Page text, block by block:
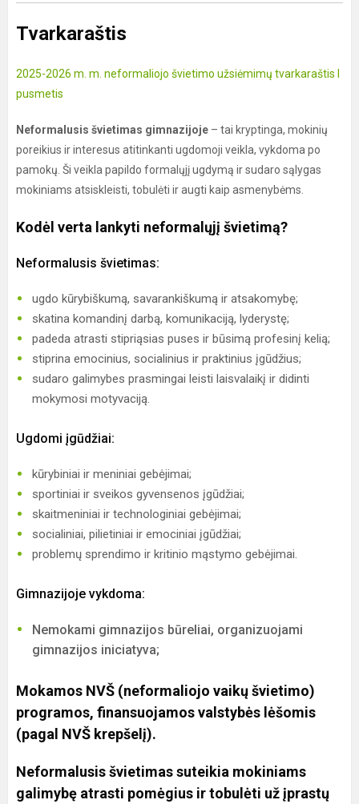
Tvarkaraštis
2025-2026 m. m. neformaliojo švietimo užsiėmimų tvarkaraštis I
pusmetis
Neformalusis švietimas gimnazijoje – tai kryptinga, mokinių
poreikius ir interesus atitinkanti ugdomoji veikla, vykdoma po
pamokų. Ši veikla papildo formalųjį ugdymą ir sudaro sąlygas
mokiniams atsiskleisti, tobulėti ir augti kaip asmenybėms.
Kodėl verta lankyti neformalųjį švietimą?
Neformalusis švietimas:
ugdo kūrybiškumą, savarankiškumą ir atsakomybę;
skatina komandinį darbą, komunikaciją, lyderystę;
padeda atrasti stipriąsias puses ir būsimą profesinį kelią;
stiprina emocinius, socialinius ir praktinius įgūdžius;
sudaro galimybes prasmingai leisti laisvalaikį ir didinti
mokymosi motyvaciją.
Ugdomi įgūdžiai:
kūrybiniai ir meniniai gebėjimai;
sportiniai ir sveikos gyvensenos įgūdžiai;
skaitmeniniai ir technologiniai gebėjimai;
socialiniai, pilietiniai ir emociniai įgūdžiai;
problemų sprendimo ir kritinio mąstymo gebėjimai.
Gimnazijoje vykdoma:
Nemokami gimnazijos būreliai, organizuojami
gimnazijos iniciatyva;
Mokamos NVŠ (neformaliojo vaikų švietimo)
programos, finansuojamos valstybės lėšomis
(pagal NVŠ krepšelį).
Neformalusis švietimas suteikia mokiniams
galimybę atrasti pomėgius ir tobulėti už įprastų